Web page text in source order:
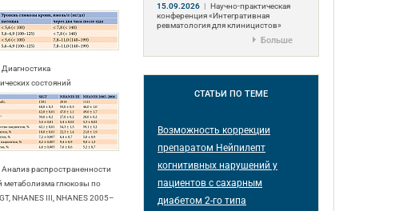
состояний
Анализ распространенности
метаболизма глюкозы по
NHANES III, NHANES 2005–
15.09.2026 | Научно-практическая
конференция «Интегративная
ревматология для клиницистов»
Больше
СТАТЬИ ПО ТЕМЕ
Возможность коррекции
препаратом Нейпилепт
когнитивных нарушений у
пациентов с сахарным
диабетом 2-го типа